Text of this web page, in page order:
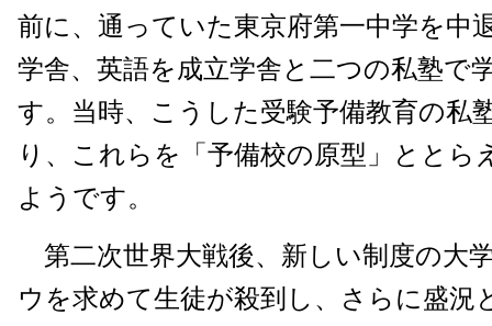
前に、通っていた東京府第一中学を中
学舎、英語を成立学舎と二つの私塾で
す。当時、こうした受験予備教育の私
り、これらを「予備校の原型」ととら
ようです。
第二次世界大戦後、新しい制度の大
ウを求めて生徒が殺到し、さらに盛況